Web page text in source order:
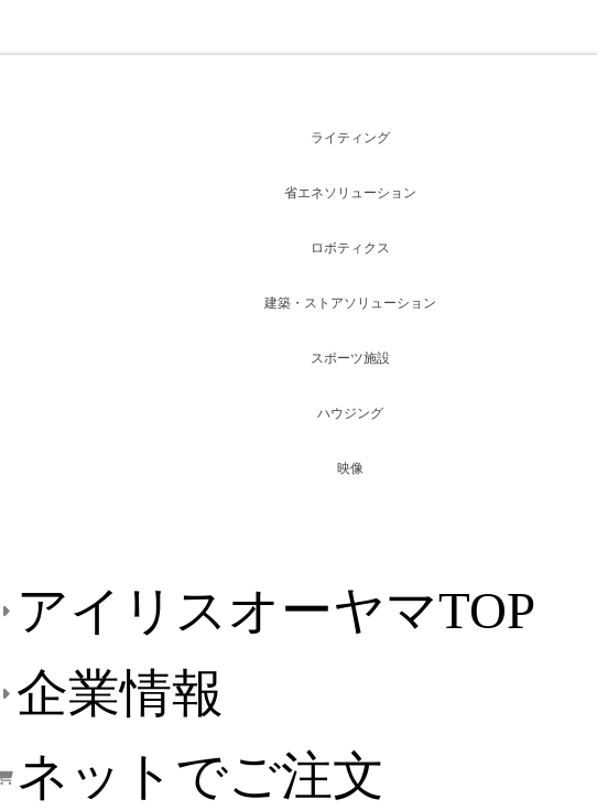
アイリスオーヤマTOP
企業情報
ネットでご注文
ライティング
省エネソリューション
ロボティクス
建築・ストアソリューション
スポーツ施設
ハウジング
映像